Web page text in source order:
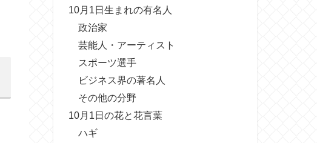
10月1日生まれの有名人
政治家
芸能人・アーティスト
スポーツ選手
ビジネス界の著名人
その他の分野
10月1日の花と花言葉
ハギ